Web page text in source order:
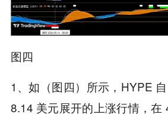
图四
1、如（图四）所示，HYPE
8.14 美元展开的上涨行情，在